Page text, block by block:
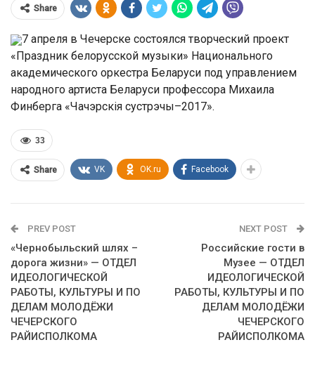
Share
7 апреля в Чечерске состоялся творческий проект
«Праздник белорусской музыки» Национального
академического оркестра Беларуси под управлением
народного артиста Беларуси профессора Михаила
Финберга «Чачэрскія сустрэчы–2017».
33
Share VK OK.ru Facebook
PREV POST
«Чернобыльский шлях –
дорога жизни» — ОТДЕЛ
ИДЕОЛОГИЧЕСКОЙ
РАБОТЫ, КУЛЬТУРЫ И ПО
ДЕЛАМ МОЛОДЁЖИ
ЧЕЧЕРСКОГО
РАЙИСПОЛКОМА
NEXT POST
Российские гости в
Музее — ОТДЕЛ
ИДЕОЛОГИЧЕСКОЙ
РАБОТЫ, КУЛЬТУРЫ И ПО
ДЕЛАМ МОЛОДЁЖИ
ЧЕЧЕРСКОГО
РАЙИСПОЛКОМА